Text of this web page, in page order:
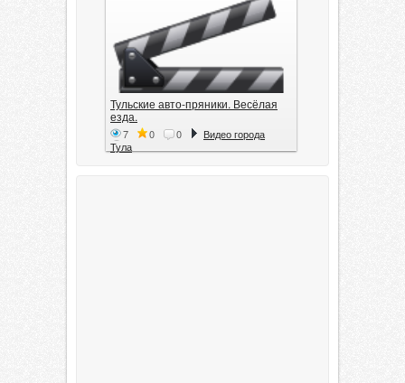
Тульские авто-пряники. Весёлая
езда.
7 0 0
Видео города
Тула